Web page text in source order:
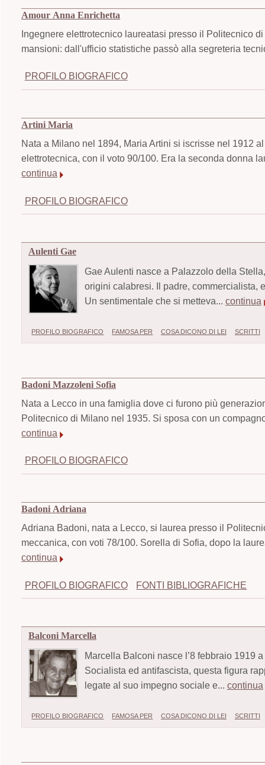
Amour Anna Enrichetta
Ingegnere elettrotecnico laureatasi presso il Politecnico
mansioni: dall'ufficio statistiche passò alla segreteria
PROFILO BIOGRAFICO
Artini Maria
Nata a Milano nel 1894, Maria Artini si iscrisse nel 1912
elettrotecnica, con il voto 90/100. Era la seconda donna
continua
PROFILO BIOGRAFICO
Aulenti Gae
Gae Aulenti nasce a Palazzolo della
origini calabresi. Il padre, commercialista,
Un sentimentale che si metteva... continua
PROFILO BIOGRAFICO FAMOSA PER COSA DICONO DI LEI SCRITTI
Badoni Mazzoleni Sofia
Nata a Lecco in una famiglia dove ci furono più
Politecnico di Milano nel 1935. Si sposa con un
continua
PROFILO BIOGRAFICO
Badoni Adriana
Adriana Badoni, nata a Lecco, si laurea presso il
meccanica, con voti 78/100. Sorella di Sofia, dopo la
continua
PROFILO BIOGRAFICO FONTI BIBLIOGRAFICHE
Balconi Marcella
Marcella Balconi nasce l’8 febbraio 1919
Socialista ed antifascista, questa figura
legate al suo impegno sociale e... continua
PROFILO BIOGRAFICO FAMOSA PER COSA DICONO DI LEI SCRITTI